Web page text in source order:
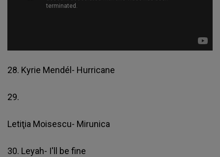
28. Kyrie Mendél- Hurricane
29.
Letiţia Moisescu- Mirunica
30. Leyah- I'll be fine